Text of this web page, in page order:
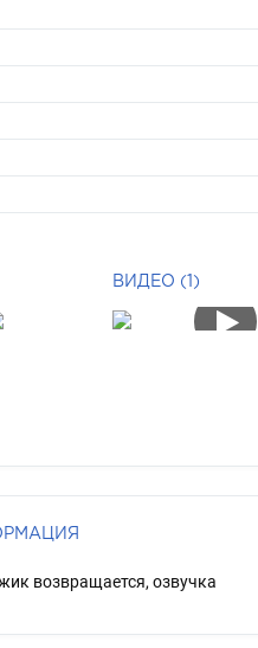
ВИДЕО (1)
возвращается, озвучка